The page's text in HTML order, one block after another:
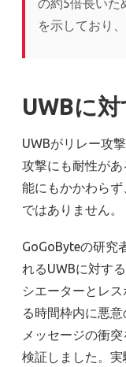
の約5倍長いた
を示しており
UWBに
UWBがリレー攻
攻撃にも耐性が
能にもかかわら
ではありません。
GoGoByteの研究
れるUWBに対す
シエーターとレ
る時間枠内に悪
メッセージの衝
検証しました。